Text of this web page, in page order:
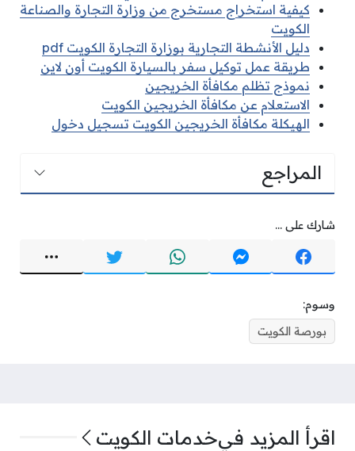
كيفية استخراج مستخرج من وزارة التجارة والصناعة
الكويت
دليل الأنشطة التجارية بوزارة التجارة الكويت pdf
طريقة عمل توكيل سفر بالسيارة الكويت أون لاين
نموذج تظلم مكافأة الخريجين
الاستعلام عن مكافأة الخريجين الكويت
الهيكلة مكافأة الخريجين الكويت تسجيل دخول
المراجع
شارك على ...
وسوم:
بورصة الكويت
اقرأ المزيد فيخدمات الكويت